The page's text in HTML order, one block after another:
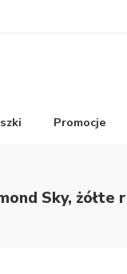
Promocje
Sky, żółte